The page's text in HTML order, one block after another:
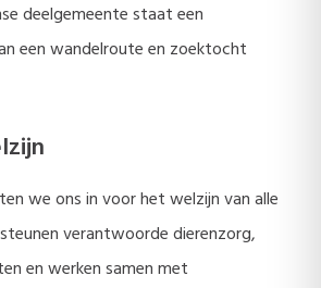
deelgemeente staat een
een wandelroute en zoektocht
we ons in voor het welzijn van alle
verantwoorde dierenzorg,
en werken samen met